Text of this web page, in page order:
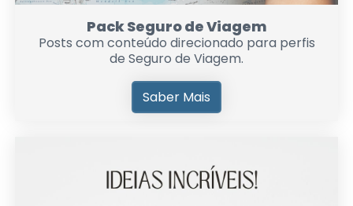
Pack Seguro de Viagem
Posts com conteúdo direcionado para perfis
de Seguro de Viagem.
Saber Mais